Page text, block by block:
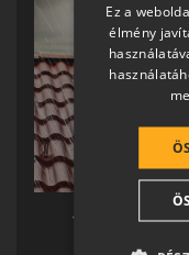
TERRÁN TETŐ
Ez a
élmény